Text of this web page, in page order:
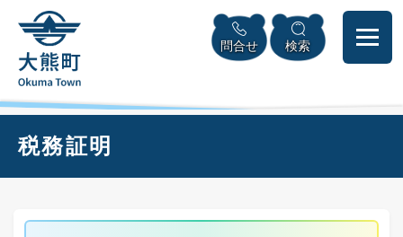
頭
メニューを飛ばして本文へ
問合せ 検索
税務証明